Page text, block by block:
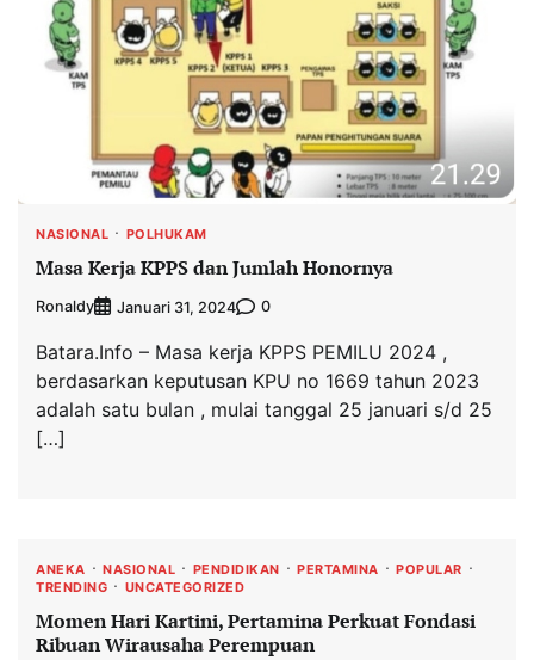
NASIONAL POLHUKAM
Masa Kerja KPPS dan Jumlah Honornya
Ronaldy Januari 31, 2024 0
Batara.Info – Masa kerja KPPS PEMILU 2024 ,
berdasarkan keputusan KPU no 1669 tahun 2023
adalah satu bulan , mulai tanggal 25 januari s/d 25
[…]
ANEKA NASIONAL PENDIDIKAN PERTAMINA
POPULAR
TRENDING
UNCATEGORIZED
Momen Hari Kartini, Pertamina Perkuat Fondasi
Ribuan Wirausaha Perempuan